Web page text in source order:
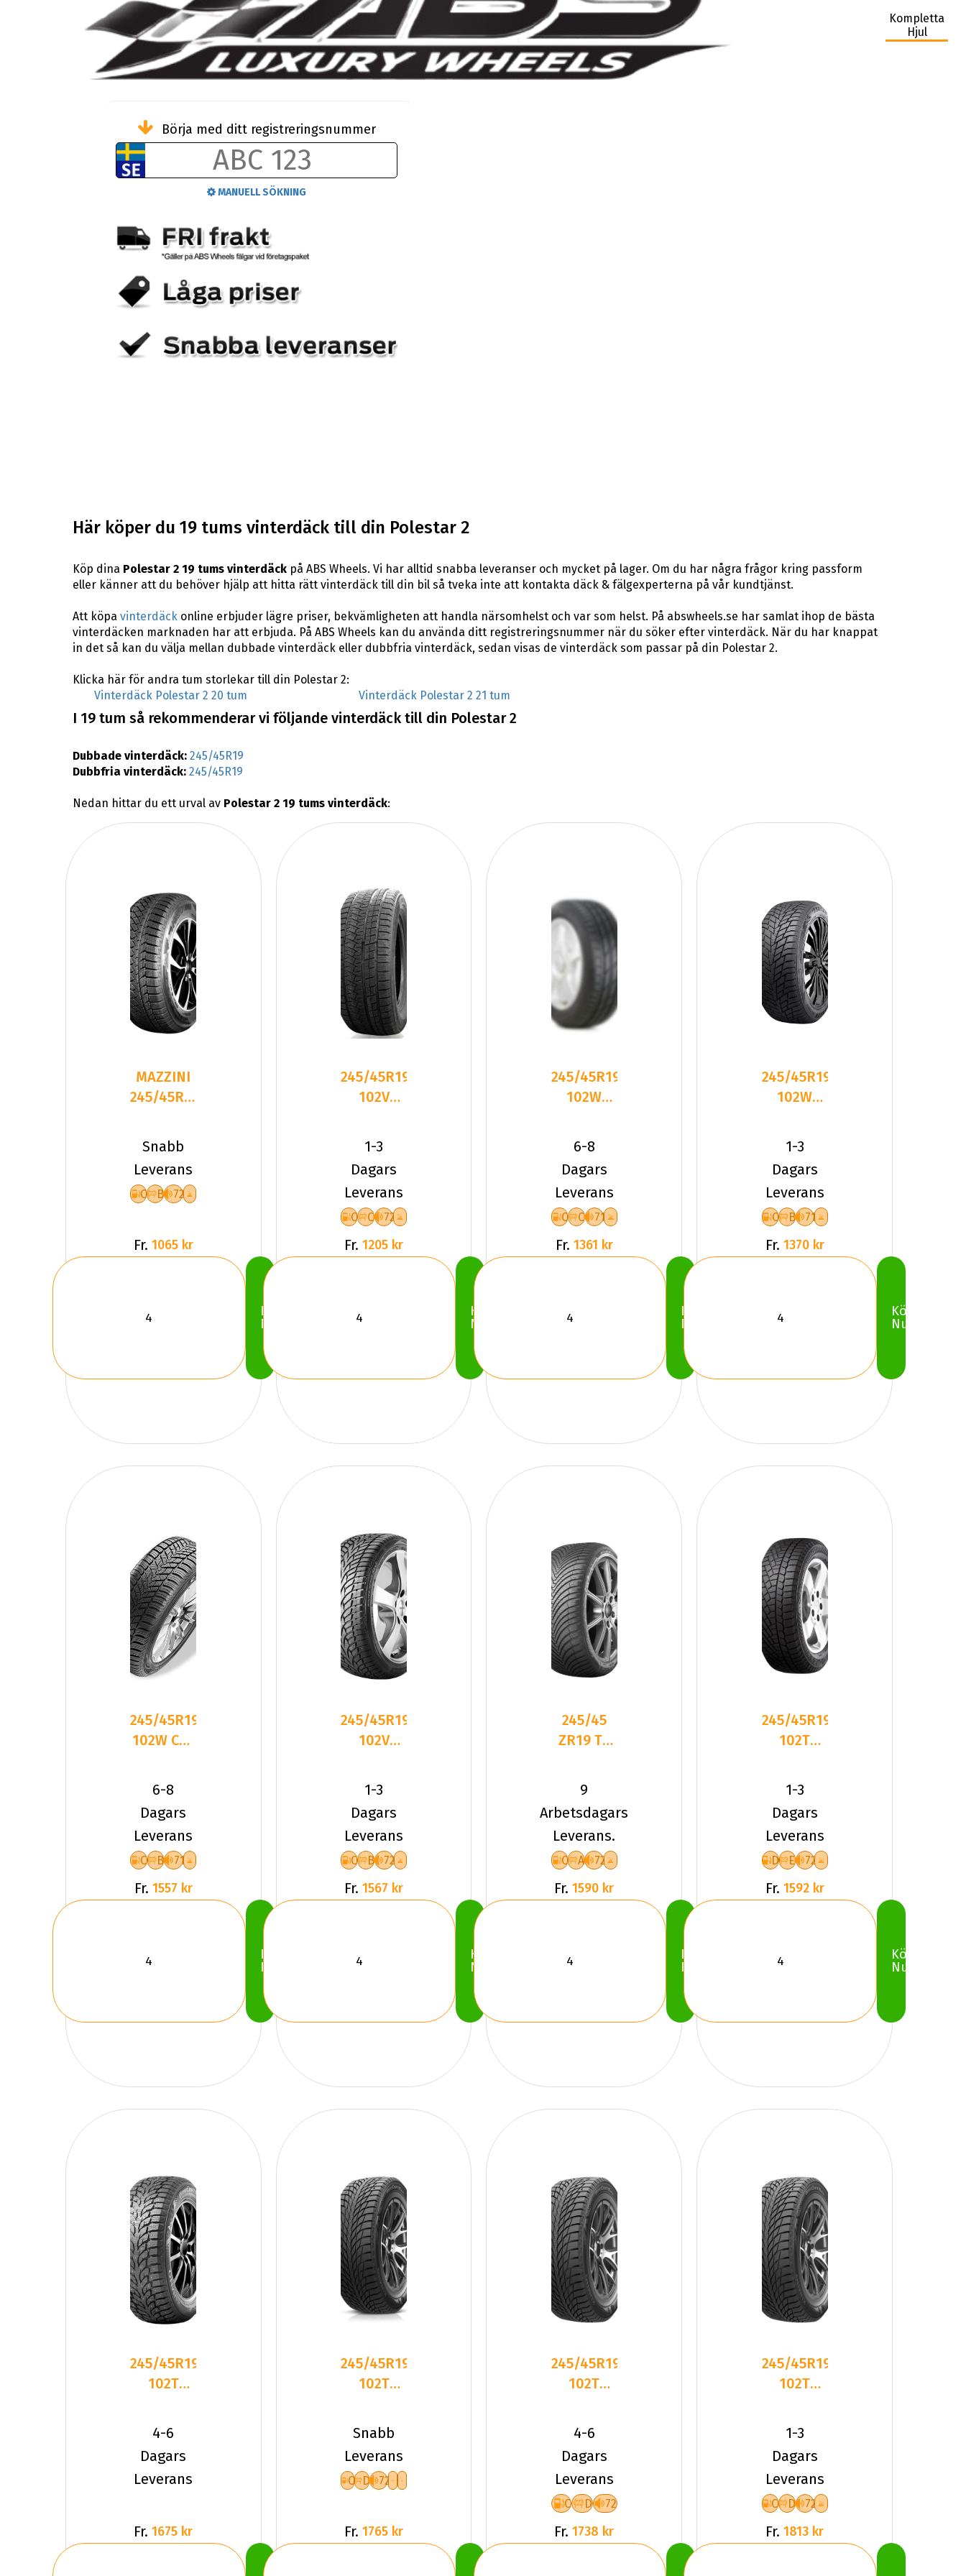
Kompletta
Hjul
Börja med ditt registreringsnummer
MANUELL SÖKNING
Här köper du 19 tums vinterdäck till din Polestar 2
Köp dina Polestar 2 19 tums vinterdäckpå ABS Wheels. Vi har alltid snabba leveranser och mycket på lager. Om du har några frågor kring passform
eller känner att du behöver hjälp att hitta rätt vinterdäck till din bil så tveka inte att kontakta däck & fälgexperterna på vår kundtjänst.
Att köpa vinterdäckonline erbjuder lägre priser, bekvämligheten att handla närsomhelst och var som helst. På abswheels.se har samlat ihop de bästa
vinterdäcken marknaden har att erbjuda. På ABS Wheels kan du använda ditt registreringsnummer när du söker efter vinterdäck. När du har knappat
in det så kan du välja mellan dubbade vinterdäck eller dubbfria vinterdäck, sedan visas de vinterdäck som passar på din Polestar 2.
Klicka här för andra tum storlekar till din Polestar 2:
Vinterdäck Polestar 2 20 tum
Vinterdäck Polestar 2 21 tum
I 19 tum så rekommenderar vi följande vinterdäck till din Polestar 2
Dubbade vinterdäck: 245/45R19
Dubbfria vinterdäck: 245/45R19
Nedan hittar du ett urval av Polestar 2 19 tums vinterdäck:
MAZZINI
245/45R19
SNOW
LEOPARD
2
Snabb
Leverans
C B 72
Fr. 1065 kr
Köp
Nu
245/45R19
102V
PL02 XL
Friktion
2026
1-3
Dagars
Leverans
C C 72
Fr. 1205 kr
Köp
Nu
245/45R19
102W
A/S II 4S
3PMS
6-8
Dagars
Leverans
C C 71
Fr. 1361 kr
Köp
Nu
245/45R19
102W
BLAZER
ALPINE
1-3
Dagars
Leverans
C B 71
Fr. 1370 kr
Köp
Nu
245/45R19
102W CST
ACP1 XL
Fr
6-8
Dagars
Leverans
C B 71
Fr. 1557 kr
Köp
Nu
245/45R19
102V
SV-3 XL
M+S Frik
1-3
Dagars
Leverans
C B 72
Fr. 1567 kr
Köp
Nu
245/45
ZR19 TL
KUMHO
SOLUS 4S
HA32 XL
9
Arbetsdagars
Leverans.
C A 72
Fr. 1590 kr
Köp
Nu
245/45R19
102T
SoftFrost200
XL
1-3
Dagars
Leverans
D E 72
Fr. 1592 kr
Köp
Nu
245/45R19
102T
WinterCraft
Ice Wi
4-6
Dagars
Leverans
Fr. 1675 kr
245/45R19
102T
WinterCraft
ICE WI
Snabb
Leverans
C D 72
Fr. 1765 kr
245/45R19
102T
WinterCraft
ICE WI
4-6
Dagars
Leverans
C D 72
Fr. 1738 kr
245/45R19
102T
WinterCraft
ICE WI
1-3
Dagars
Leverans
C D 72
Fr. 1813 kr